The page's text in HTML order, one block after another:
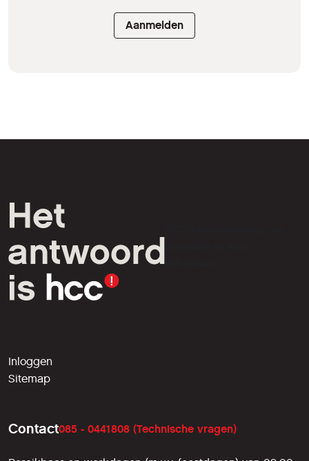
Aanmelden
liefhebbers.
Inloggen
Sitemap
Contact085 - 0441808 (Technische vragen)